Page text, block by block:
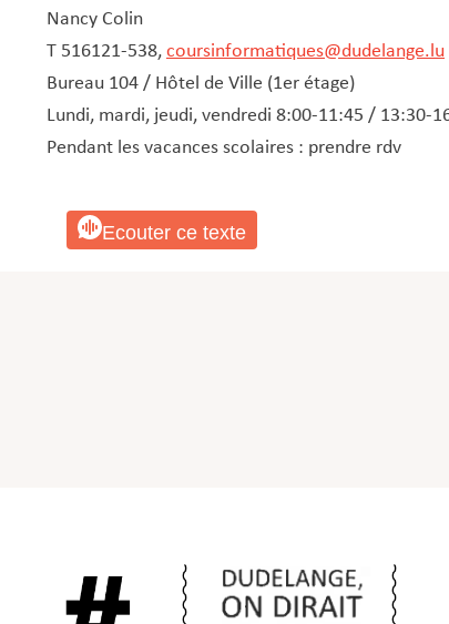
Nancy Colin
T 516121-538, coursinformatiques@dudelange.lu
Bureau 104 / Hôtel de Ville (1er étage)
Lundi, mardi, jeudi, vendredi 8:00-11:45 / 13:30-
Pendant les vacances scolaires : prendre rdv
Ecouter ce texte